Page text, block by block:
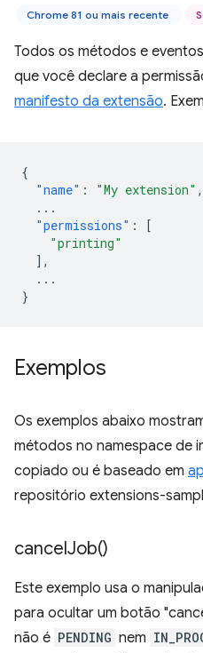
Chrome 81 ou mais recente
Todos os métodos e eventos
que você declare a
manifesto da extensão.
{
"name" : "My extension" ,
...
"permissions" :
[
"printing"
],
...
}
Exemplos
Os exemplos abaixo
métodos no namespace de
copiado ou é baseado em
repositório extensions-
cancelJob()
Este exemplo usa o
para ocultar um botão
não é PENDING nem